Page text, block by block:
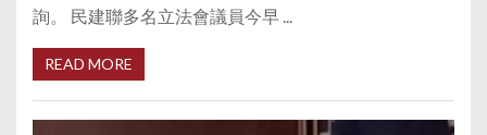
詢。 民建聯多名立法會議員今早 ...
READ MORE